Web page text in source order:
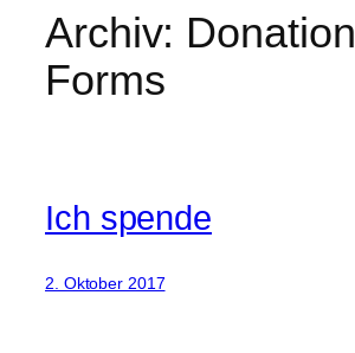
Archiv: Donation
Forms
Ich spende
2. Oktober 2017